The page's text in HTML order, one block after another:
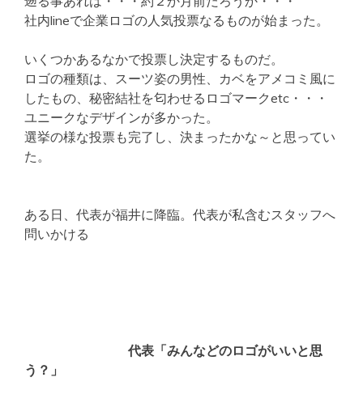
社内lineで企業ロゴの人気投票なるものが始まった。
いくつかあるなかで投票し決定するものだ。
ロゴの種類は、スーツ姿の男性、カベをアメコミ風に
したもの、秘密結社を匂わせるロゴマークetc・・・
ユニークなデザインが多かった。
選挙の様な投票も完了し、決まったかな～と思ってい
た。
ある日、代表が福井に降臨。代表が私含むスタッフへ
問いかける
代表「みんなどのロゴがいいと思
う？」